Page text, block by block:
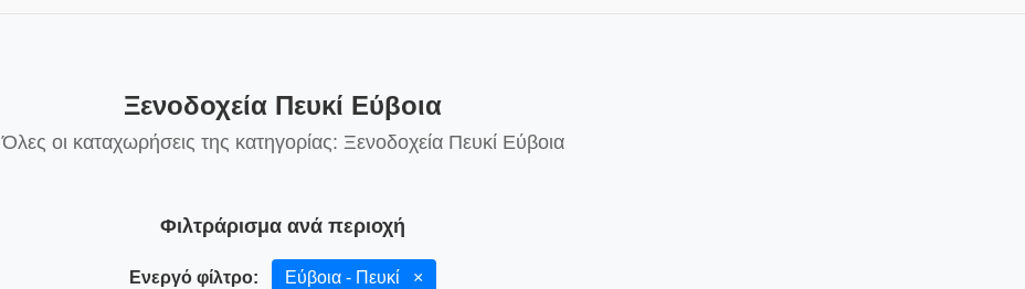
Ξενοδοχεία Πευκί Εύβοια
Όλες οι καταχωρήσεις της κατηγορίας: Ξενοδοχεία Πευκί Εύβοια
Φιλτράρισμα ανά περιοχή
Ενεργό φίλτρο: Εύβοια - Πευκί ×